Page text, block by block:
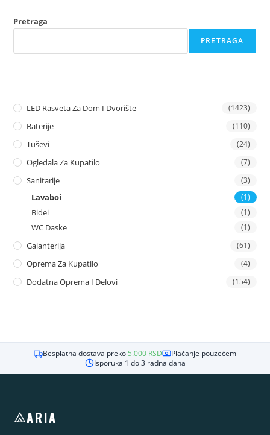
Pretraga
PRETRAGA
LED Rasveta Za Dom I Dvorište (1423)
Baterije (110)
Tuševi (24)
Ogledala Za Kupatilo (7)
Sanitarije (3)
Lavaboi (1)
Bidei (1)
WC Daske (1)
Galanterija (61)
Oprema Za Kupatilo (4)
Dodatna Oprema I Delovi (154)
Besplatna dostava preko 5.000 RSD
Plaćanje pouzećem
Isporuka 1 do 3 radna dana
ARIA